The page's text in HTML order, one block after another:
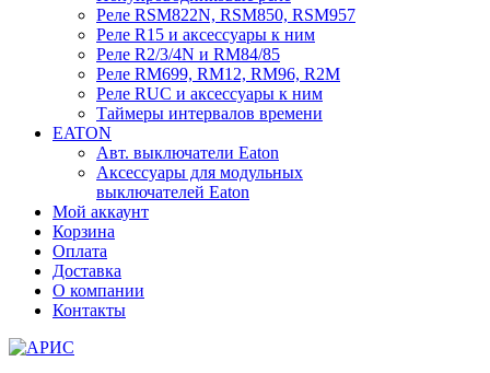
Реле RSM822N, RSM850, RSM957
Реле R15 и аксессуары к ним
Реле R2/3/4N и RM84/85
Реле RM699, RM12, RM96, R2M
Реле RUC и аксессуары к ним
Таймеры интервалов времени
EATON
Авт. выключатели Eaton
Аксессуары для модульных
выключателей Eaton
Мой аккаунт
Корзина
Оплата
Доставка
О компании
Контакты